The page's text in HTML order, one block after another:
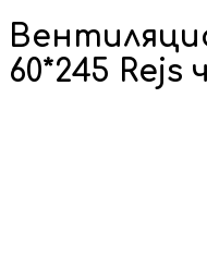
60*245 Rejs